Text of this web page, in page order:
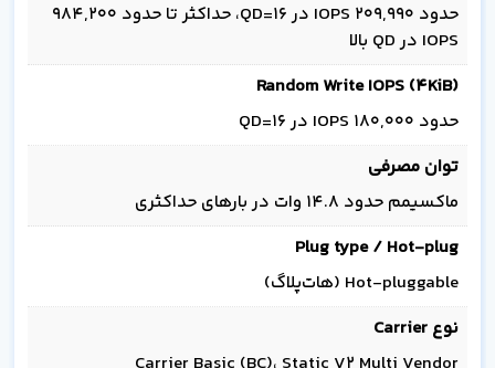
حدود 209,990 IOPS در QD=16، حداکثر تا حدود 984,200
IOPS در QD بالا
Random Write IOPS (4KiB)
حدود 180,000 IOPS در QD=16
توان مصرفی
ماکسیمم حدود 14.8 وات در بارهای حداکثری
Plug type / Hot-plug
Hot-pluggable (هات‌پلاگ)
نوع Carrier